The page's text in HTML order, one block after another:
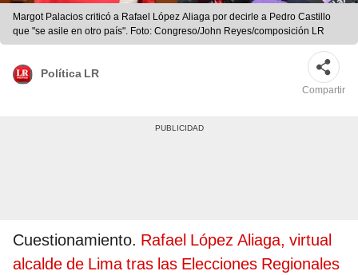
Margot Palacios criticó a Rafael López Aliaga por decirle a Pedro Castillo
que "se asile en otro país". Foto: Congreso/John Reyes/composición LR
Política LR
Compartir
Cuestionamiento. Rafael López Aliaga, virtual
alcalde de Lima tras las Elecciones Regionales